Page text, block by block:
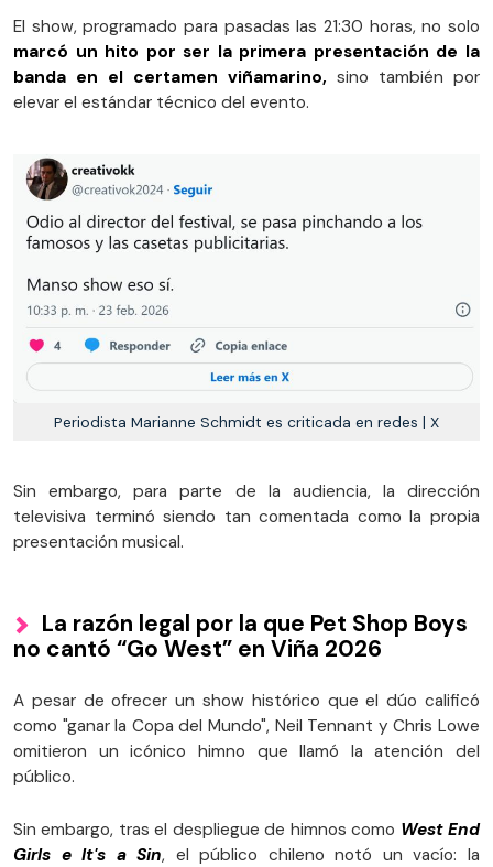
El show, programado para pasadas las 21:30 horas, no solo
marcó un hito por ser la primera presentación de la
banda en el certamen viñamarino, sino también por
elevar el estándar técnico del evento.
Periodista Marianne Schmidt es criticada en redes | X
Sin embargo, para parte de la audiencia, la dirección
televisiva terminó siendo tan comentada como la propia
presentación musical.
La razón legal por la que Pet Shop Boys
no cantó “Go West” en Viña 2026
A pesar de ofrecer un show histórico que el dúo calificó
como "ganar la Copa del Mundo", Neil Tennant y Chris Lowe
omitieron un icónico himno que llamó la atención del
público.
Sin embargo, tras el despliegue de himnos como West End
Girls e It's a Sin, el público chileno notó un vacío: la